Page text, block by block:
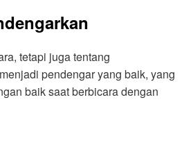
tetapi juga tentang
pendengar yang baik, yang
baik saat berbicara dengan